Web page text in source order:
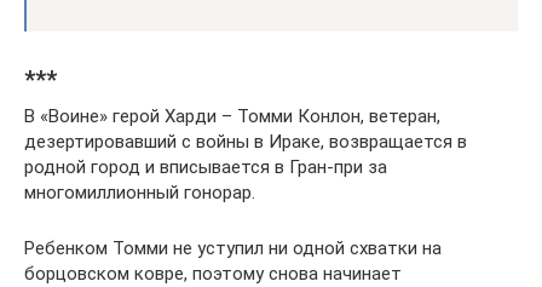
***
В «Воине» герой Харди – Томми Конлон, ветеран,
дезертировавший с войны в Ираке, возвращается в
родной город и вписывается в Гран-при за
многомиллионный гонорар.
Ребенком Томми не уступил ни одной схватки на
борцовском ковре, поэтому снова начинает